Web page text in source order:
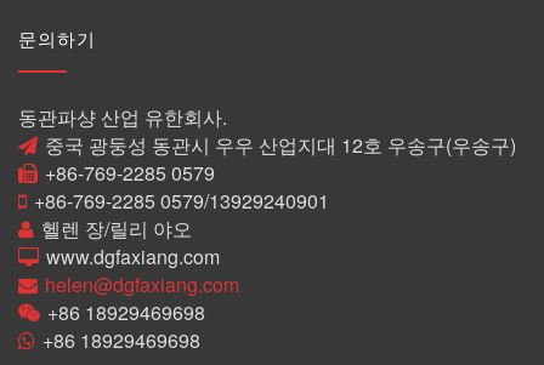
문의하기
동관파샹 산업 유한회사.
중국 광둥성 동관시 우우 산업지대 12호 우송구(우송구)
+86-769-2285 0579
+86-769-2285 0579/13929240901
헬렌 장/릴리 야오
www.dgfaxiang.com
helen@dgfaxiang.com
+86 18929469698
+86 18929469698